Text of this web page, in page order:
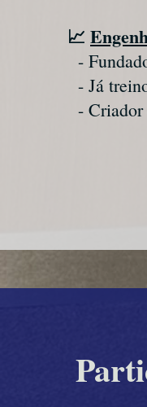
📈
-
- Já
- Criador